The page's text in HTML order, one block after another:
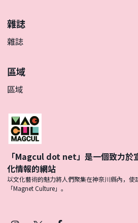
雜誌
雜誌
區域
區域
「Magcul dot net」是一個致力於
化情報的網站
以文化藝術的魅力將人們聚集在神奈川縣內，使
「Magnet Culture」。